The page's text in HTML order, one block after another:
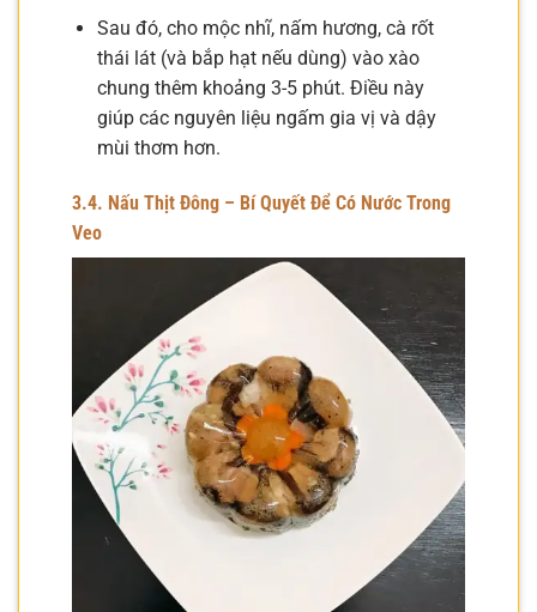
Sau đó, cho mộc nhĩ, nấm hương, cà rốt
thái lát (và bắp hạt nếu dùng) vào xào
chung thêm khoảng 3-5 phút. Điều này
giúp các nguyên liệu ngấm gia vị và dậy
mùi thơm hơn.
3.4. Nấu Thịt Đông – Bí Quyết Để Có Nước Trong
Veo